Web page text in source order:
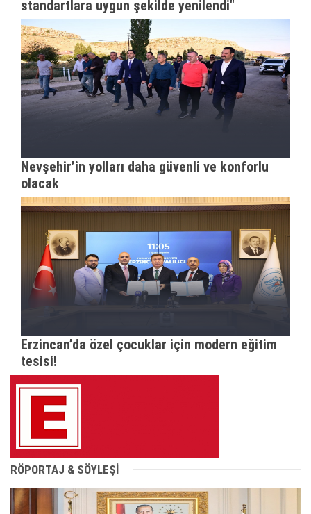
standartlara uygun şekilde yenilendi"
Nevşehir’in yolları daha güvenli ve konforlu
olacak
Erzincan’da özel çocuklar için modern eğitim
tesisi!
RÖPORTAJ & SÖYLEŞİ